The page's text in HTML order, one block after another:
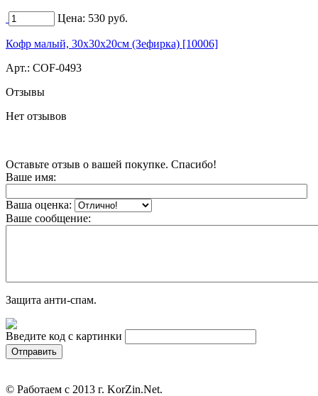
Цена: 530 руб.
Кофр малый, 30х30х20см (Зефирка) [10006]
Арт.: COF-0493
Отзывы
Нет отзывов
Оставьте отзыв о вашей покупке. Спасибо!
Ваше имя:
Ваша оценка:
Ваше сообщение:
Защита анти-спам.
Введите код с картинки
© Работаем с 2013 г. KorZin.Net.